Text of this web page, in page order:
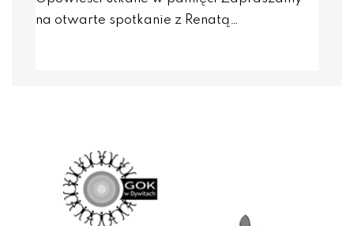
na otwarte spotkanie z Renatą…